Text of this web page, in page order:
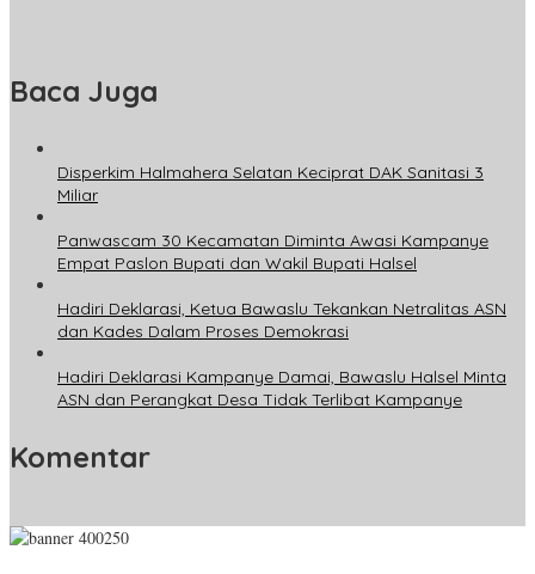
Baca Juga
Disperkim Halmahera Selatan Keciprat DAK Sanitasi 3
Miliar
Panwascam 30 Kecamatan Diminta Awasi Kampanye
Empat Paslon Bupati dan Wakil Bupati Halsel
Hadiri Deklarasi, Ketua Bawaslu Tekankan Netralitas ASN
dan Kades Dalam Proses Demokrasi
Hadiri Deklarasi Kampanye Damai, Bawaslu Halsel Minta
ASN dan Perangkat Desa Tidak Terlibat Kampanye
Komentar